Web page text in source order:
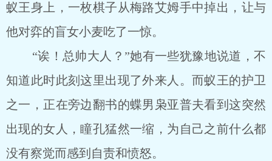
蚁王身上，一枚棋子从梅路艾姆手中掉出，让与
他对弈的盲女小麦吃了一惊。
“诶！总帅大人？”她有一些犹豫地说道，不
知道此时此刻这里出现了外来人。而蚁王的护卫
之一，正在旁边翻书的蝶男枭亚普夫看到这突然
出现的女人，瞳孔猛然一缩，为自己之前什么都
没有察觉而感到自责和愤怒。